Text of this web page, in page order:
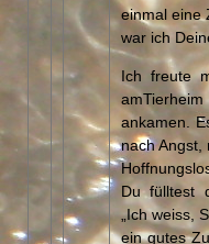
einmal eine
war ich
Ich freute
amTierheim
ankamen.
nach Angst,
Du fülltest
„Ich weiss,
ein gutes